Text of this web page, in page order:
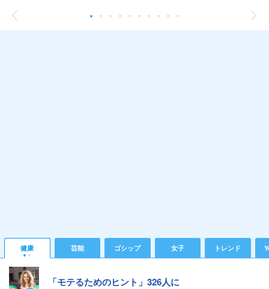
健康 芸能 ゴシップ 女子 トレンド
「モテるためのヒント」326人に